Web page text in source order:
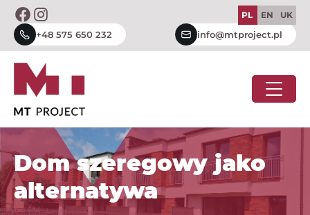
Skip
content+48 575 650 232 info@mtproject.pl
PL EN UK
Dom szeregowy jako
alternatywa